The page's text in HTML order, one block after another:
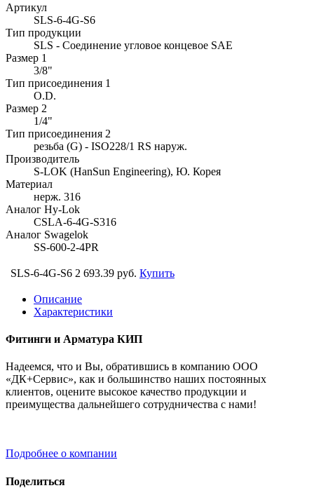
Артикул
SLS-6-4G-S6
Тип продукции
SLS - Соединение угловое концевое SAE
Размер 1
3/8"
Тип присоединения 1
O.D.
Размер 2
1/4"
Тип присоединения 2
резьба (G) - ISO228/1 RS наруж.
Производитель
S-LOK (HanSun Engineering), Ю. Корея
Материал
нерж. 316
Аналог Hy-Lok
CSLA-6-4G-S316
Аналог Swagelok
SS-600-2-4PR
SLS-6-4G-S6 2 693.39 руб. Купить
Описание
Характеристики
Фитинги и Арматура КИП
Надеемся, что и Вы, обратившись в компанию ООО
«ДК+Сервис», как и большинство наших постоянных
клиентов, оцените высокое качество продукции и
преимущества дальнейшего сотрудничества с нами!
Подробнее о компании
Поделиться